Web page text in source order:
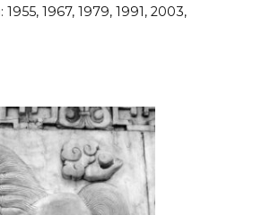
1967, 1979, 1991, 2003,